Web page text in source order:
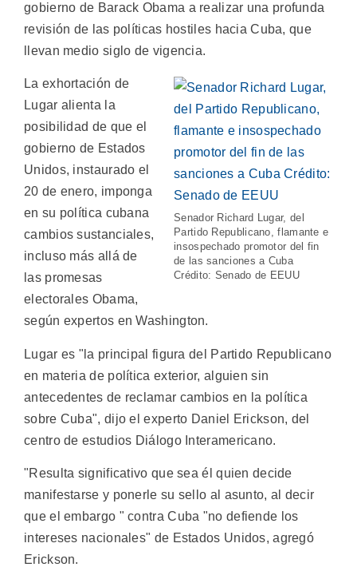
gobierno de Barack Obama a realizar una profunda
revisión de las políticas hostiles hacia Cuba, que
llevan medio siglo de vigencia.
Senador Richard Lugar, del
Partido Republicano, flamante e
insospechado promotor del fin
de las sanciones a Cuba
Crédito: Senado de EEUU
La exhortación de
Lugar alienta la
posibilidad de que el
gobierno de Estados
Unidos, instaurado el
20 de enero, imponga
en su política cubana
cambios sustanciales,
incluso más allá de
las promesas
electorales Obama,
según expertos en Washington.
Lugar es "la principal figura del Partido Republicano
en materia de política exterior, alguien sin
antecedentes de reclamar cambios en la política
sobre Cuba", dijo el experto Daniel Erickson, del
centro de estudios Diálogo Interamericano.
"Resulta significativo que sea él quien decide
manifestarse y ponerle su sello al asunto, al decir
que el embargo " contra Cuba "no defiende los
intereses nacionales" de Estados Unidos, agregó
Erickson.